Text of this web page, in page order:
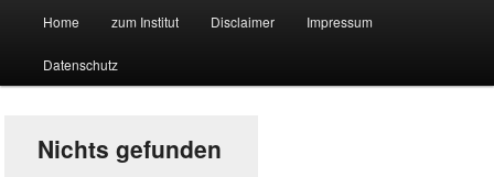
Suchmaschine Forschung und
Technologie
Zum
primären
springen
Zum
sekundären
springen
Home zum Institut Disclaimer Impressum
Datenschutz
Nichts gefunden